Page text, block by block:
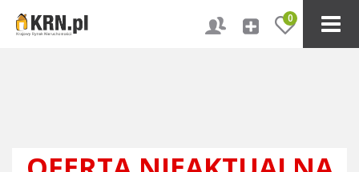
0